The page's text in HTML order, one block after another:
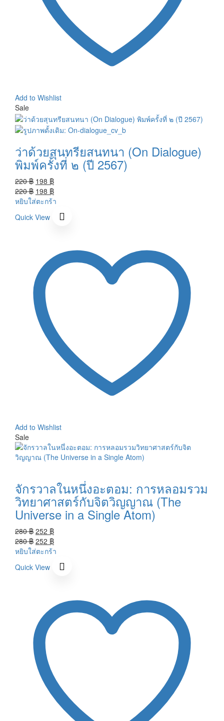
Add to Wishlist
Sale
ว่าด้วยสุนทรียสนทนา (On Dialogue)
พิมพ์ครั้งที่ ๒ (ปี 2567)
220฿ Original
price
was:
198 ฿Current
price
is:
220฿ Original
price
220 ฿.
198 ฿Current
price
198 ฿.
หยิบใส่ตะกร้า
Quick View
Add to Wishlist
Sale
จักรวาลในหนึ่งอะตอม: การหลอมรวม
วิทยาศาสตร์กับจิตวิญญาณ (The
Universe in a Single Atom)
280฿ Original
price
was:
252 ฿Current
price
is:
280฿ Original
price
280 ฿.
252 ฿Current
price
252 ฿.
หยิบใส่ตะกร้า
Quick View